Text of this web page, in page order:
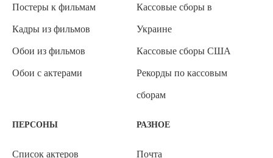
Постеры к фильмам
Кадры из фильмов
Обои из фильмов
Обои с актерами
Кассовые сборы в
Украине
Кассовые сборы США
Рекорды по кассовым
сборам
ПЕРСОНЫ
Список актеров
РАЗНОЕ
Почта